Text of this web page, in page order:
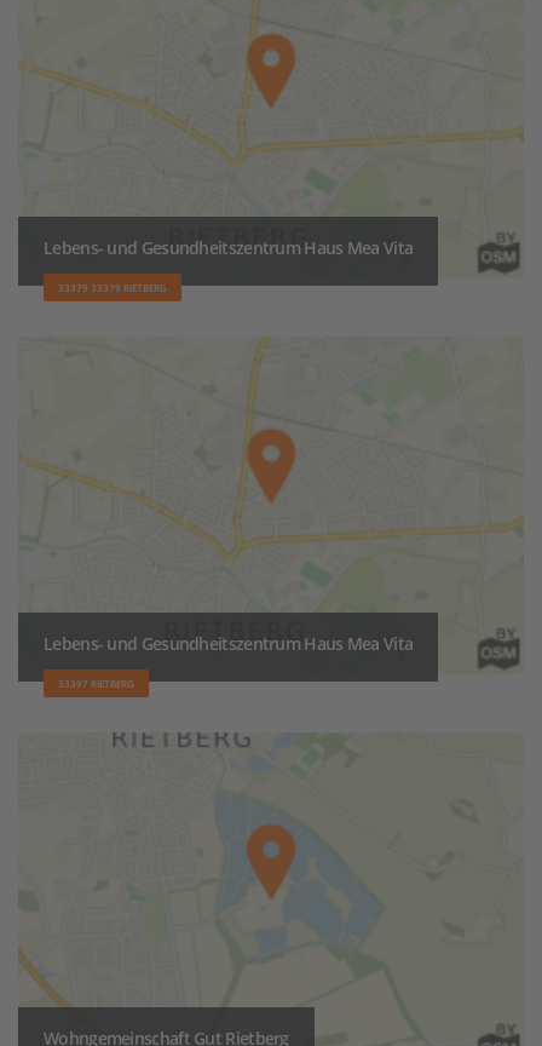
Lebens- und Gesundheitszentrum Haus Mea Vita
33379 33379 RIETBERG
Lebens- und Gesundheitszentrum Haus Mea Vita
33397 RIETBERG
Wohngemeinschaft Gut Rietberg